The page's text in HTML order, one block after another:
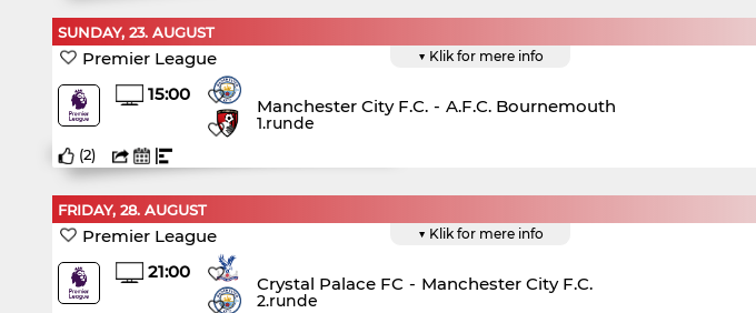
SUNDAY, 23. AUGUST
▼ Klik for mere info
Premier League
15:00
Manchester City F.C. - A.F.C. Bournemouth
1.runde
(2)
FRIDAY, 28. AUGUST
▼ Klik for mere info
Premier League
21:00
Crystal Palace FC - Manchester City F.C.
2.runde